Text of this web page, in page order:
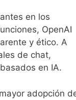
en los
OpenAI
y ético. A
de chat,
​​en IA.
adopción